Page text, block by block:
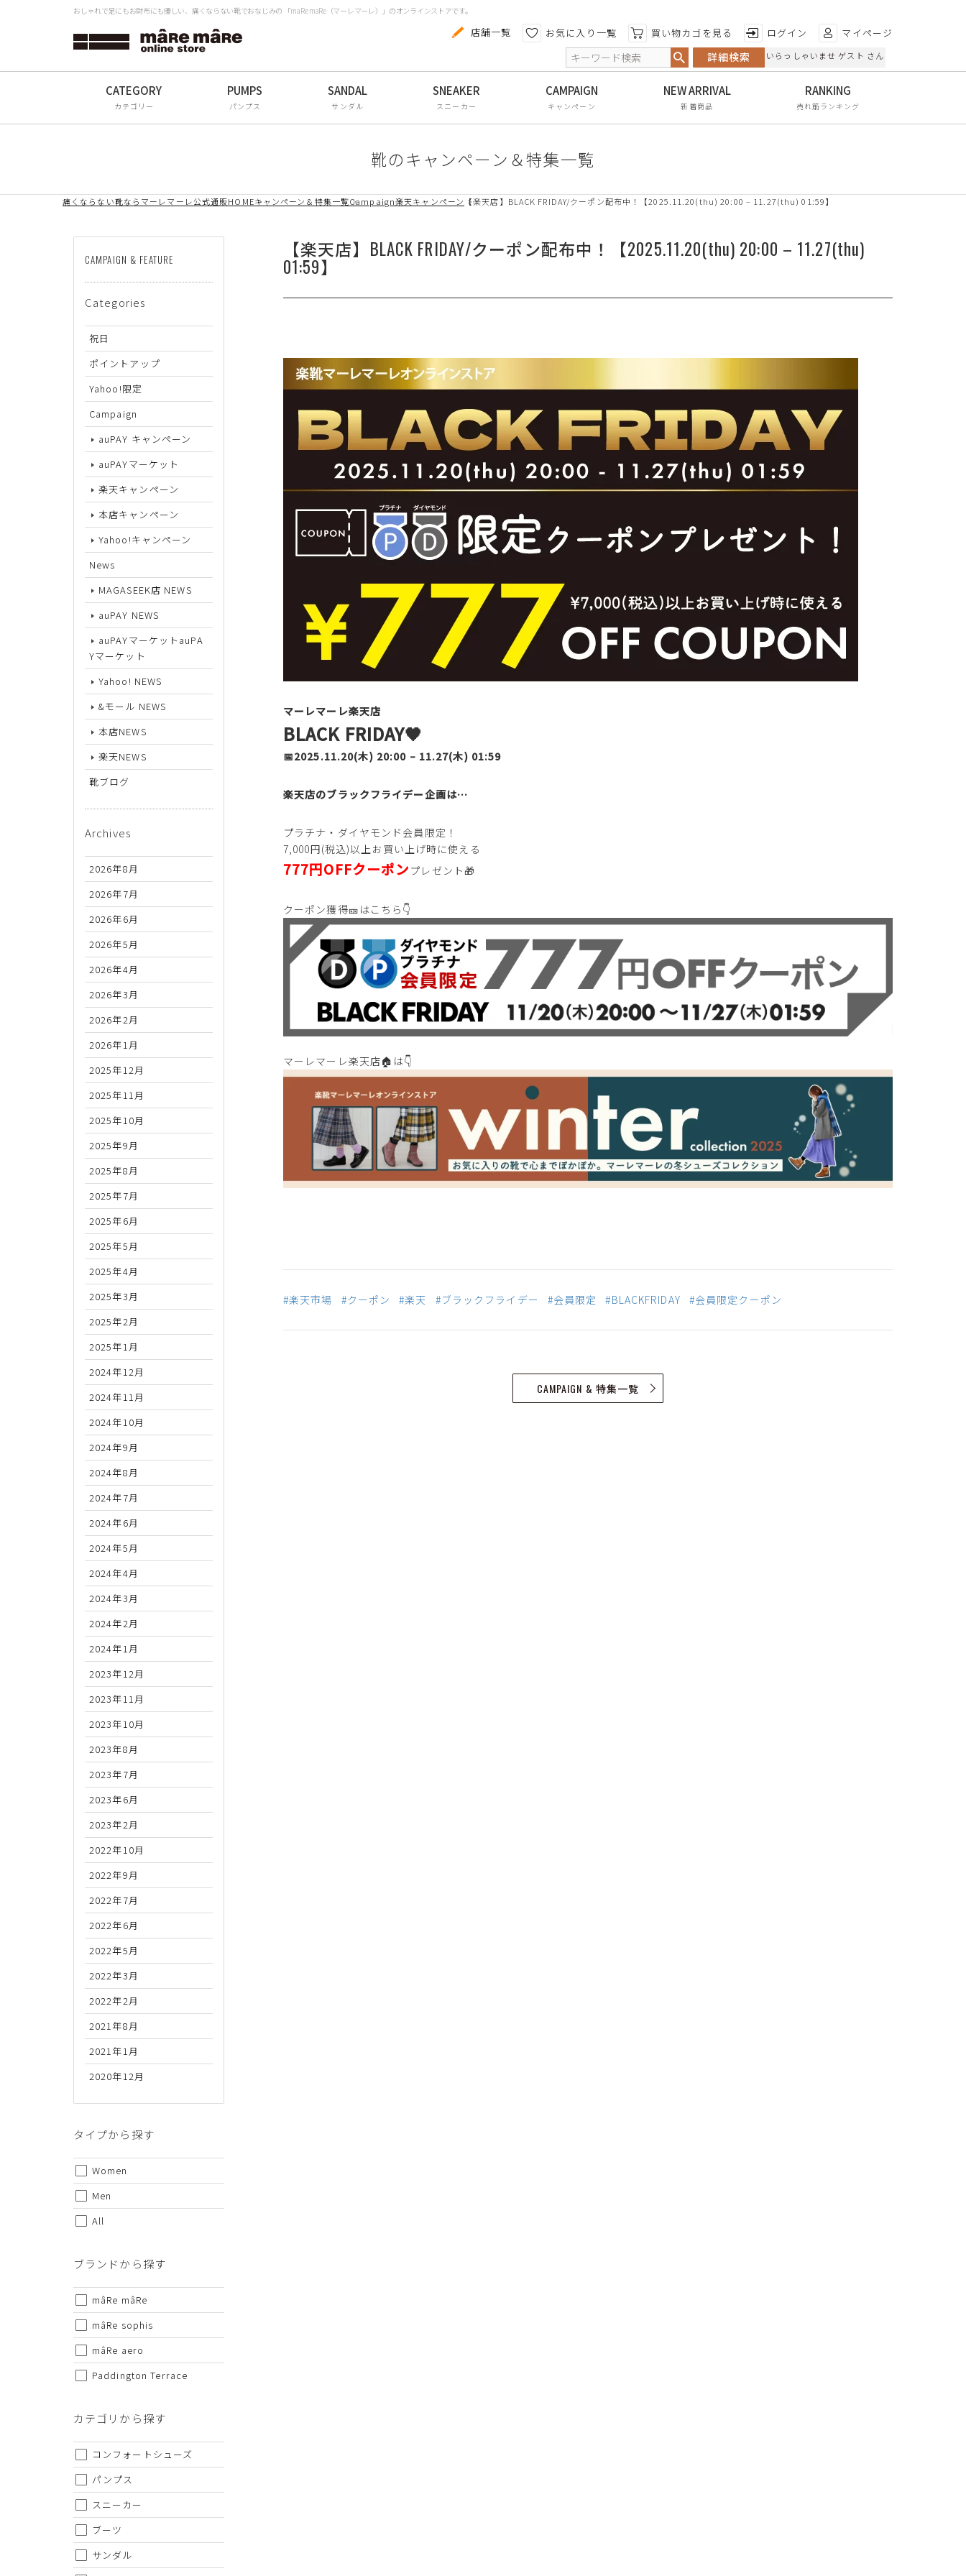
おしゃれで足にもお財布にも優しい、痛くならない靴でおなじみの 「maRe maRe（マーレマーレ）」のオンラインストアです。
店舗一覧 お気に入り一覧 買い物カゴを見る ログイン マイページ
詳細検索 いらっしゃいませ ゲスト さん
カテゴリー パンプス サンダル スニーカー キャンペーン 新着商品 売れ筋ランキング
靴のキャンペーン＆特集一覧
痛くならない靴ならマーレマーレ公式通販HOMEキャンペーン＆特集一覧Campaign楽天キャンペーン 【楽天店】BLACK FRIDAY/クーポン配布中！【2025.11.20(thu) 20:00 – 11.27(thu) 01:59】
【楽天店】BLACK FRIDAY/クーポン配布中！【2025.11.20(thu) 20:00 – 11.27(thu)
01:59】
マーレマーレ楽天店
BLACK FRIDAY🖤
📅2025.11.20(木) 20:00 – 11.27(木) 01:59
楽天店のブラックフライデー企画は…
プラチナ・ダイヤモンド会員限定！
7,000円(税込)以上お買い上げ時に使える
777円OFFクーポン プレゼント🎁
クーポン獲得🎫はこちら👇
マーレマーレ楽天店🏠は👇
#楽天市場 #クーポン #楽天 #ブラックフライデー #会員限定 #BLACKFRIDAY #会員限定クーポン
CAMPAIGN & 特集一覧
CAMPAIGN & FEATURE
Categories
祝日
ポイントアップ
Yahoo!限定
Campaign
auPAY キャンペーン
auPAYマーケット
楽天キャンペーン
本店キャンペーン
Yahoo!キャンペーン
News
MAGASEEK店 NEWS
auPAY NEWS
auPAYマーケットauPA
Yマーケット
Yahoo! NEWS
&モール NEWS
本店NEWS
楽天NEWS
靴ブログ
Archives
2026年8月
2026年7月
2026年6月
2026年5月
2026年4月
2026年3月
2026年2月
2026年1月
2025年12月
2025年11月
2025年10月
2025年9月
2025年8月
2025年7月
2025年6月
2025年5月
2025年4月
2025年3月
2025年2月
2025年1月
2024年12月
2024年11月
2024年10月
2024年9月
2024年8月
2024年7月
2024年6月
2024年5月
2024年4月
2024年3月
2024年2月
2024年1月
2023年12月
2023年11月
2023年10月
2023年8月
2023年7月
2023年6月
2023年2月
2022年10月
2022年9月
2022年7月
2022年6月
2022年5月
2022年3月
2022年2月
2021年8月
2021年1月
2020年12月
タイプから探す
Women
Men
All
ブランドから探す
mâRe mâRe
mâRe sophis
mâRe aero
Paddington Terrace
カテゴリから探す
コンフォートシューズ
パンプス
スニーカー
ブーツ
サンダル
代金のお支払い方法について
金引換の中からお好きな決済方法をお選びいただけます。
・掲載されております商品の色はPCモニターにより色目に相違が生じる場合があります。予めご了承下さい。
・掲載されております画像を許可無くご使用にならないで下さい。お使いになりたい場合はお問い合せよりご連絡下さい。
・仕様および外観・価格は予告なく変更されることがあります。予めご了承下さい。
・当オンラインストアと実店舗では、一部商品にて割引率が異なります
・ご試着につきましては必ず屋内でお願いします。
タイプから探す
Women
All
mâRe mâRe
mâRe sophis
mâRe aero
コンフォートシューズ
パンプス
スニーカー
ブーツ
フラットシューズ
色から探す 特徴から探す
日本製
手染め
甲高・幅広
屈曲性
サイズから探す
22.5cm
23cm
23.5cm
24.5cm
25.5cm
26.5cm
27.5cm
ヒールの高さから探す
1cm以上2cm未満
2cm以上3cm未満
3cm以上4cm未満
4cm以上5cm未満
5cm以上6cm未満
6cm以上7cm未満
7cm以上8cm未満
8cm以上
上記条件で絞り込む